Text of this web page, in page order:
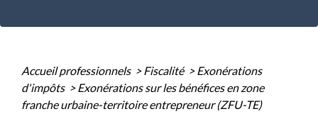
Accueil professionnels > Fiscalité > Exonérations
d'impôts > Exonérations sur les bénéfices en zone
franche urbaine-territoire entrepreneur (ZFU-TE)